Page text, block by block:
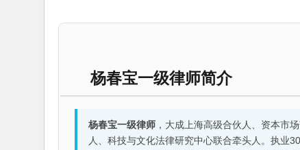
杨春宝一级律师简介
杨春宝一级律师，大成上海高级合伙人、资本市
人、科技与文化法律研究中心联合牵头人。执业